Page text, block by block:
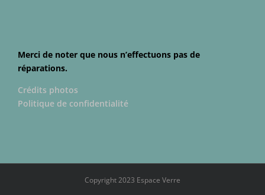
Merci de noter que nous n’effectuons pas de
réparations.
Crédits photos
Politique de confidentialité
Copyright 2023 Espace Verre